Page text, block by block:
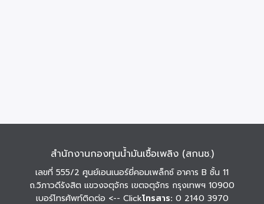
สำนักงานกองทุนน้ำมันเชื้อเพลิง (สกนช.)
เลขที่ 555/2 ศูนย์เอนเนอร์ยี่คอมเพล็กซ์ อาคาร B ชั้น 11
ถ.วิภาวดีรังสิต แขวงจตุจักร เขตจตุจักร กรุงเทพฯ 10900
เบอร์โทรศัพท์ติดต่อ <-- Clickโทรสาร: 0 2140 3970